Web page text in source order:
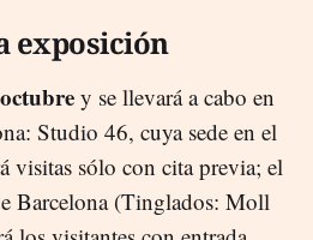
exposición
y se llevará a cabo en
Studio 46, cuya sede en el
visitas sólo con cita previa; el
Barcelona (Tinglados: Moll